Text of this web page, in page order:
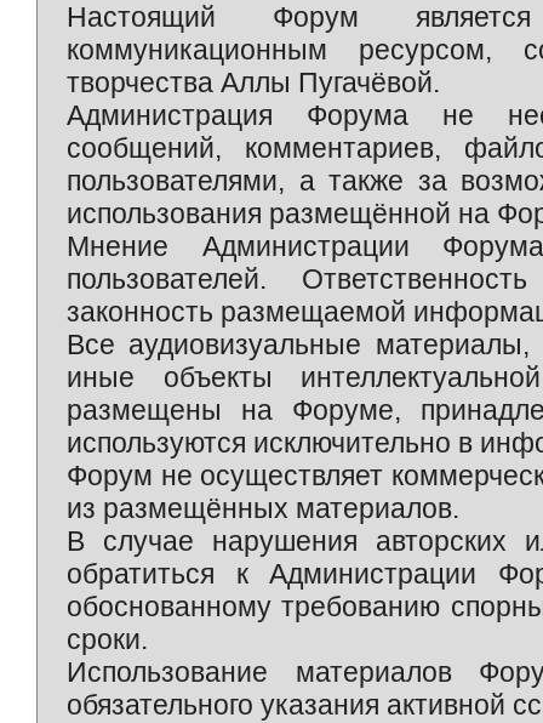
Настоящий Форум является
коммуникационным ресурсом,
творчества Аллы Пугачёвой.
Администрация Форума не
сообщений, комментариев,
пользователями, а также за
использования размещённой на
Мнение Администрации
пользователей.
законность размещаемой
Все аудиовизуальные
иные объекты
размещены на Форуме,
используются исключительно в
Форум не осуществляет
из размещённых материалов.
В случае нарушения авторских
обратиться к Администрации
обоснованному требованию
сроки.
Использование материалов
обязательного указания активной